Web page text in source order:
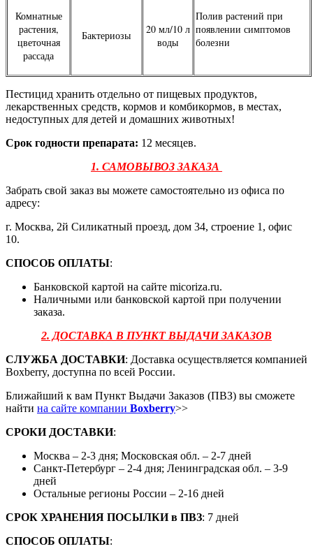
Комнатные
растения,
цветочная
рассада
Бактериозы
20 мл/10 л
воды
Полив растений при
появлении симптомов
болезни
Пестицид хранить отдельно от пищевых продуктов,
лекарственных средств, кормов и комбикормов, в местах,
недоступных для детей и домашних животных!
Срок годности препарата: 12 месяцев.
1. САМОВЫВОЗ ЗАКАЗА
Забрать свой заказ вы можете самостоятельно из офиса по
адресу:
г. Москва, 2й Силикатный проезд, дом 34, строение 1, офис
10.
СПОСОБ ОПЛАТЫ:
Банковской картой на сайте micoriza.ru.
Наличными или банковской картой при получении
заказа.
2. ДОСТАВКА В ПУНКТ ВЫДАЧИ ЗАКАЗОВ
СЛУЖБА ДОСТАВКИ: Доставка осуществляется компанией
Boxberry, доступна по всей России.
Ближайший к вам Пункт Выдачи Заказов (ПВЗ) вы сможете
найти на сайте компании Boxberry>>
СРОКИ ДОСТАВКИ:
Москва – 2-3 дня; Московская обл. – 2-7 дней
Санкт-Петербург – 2-4 дня; Ленинградская обл. – 3-9
дней
Остальные регионы России – 2-16 дней
СРОК ХРАНЕНИЯ ПОСЫЛКИ в ПВЗ: 7 дней
СПОСОБ ОПЛАТЫ: